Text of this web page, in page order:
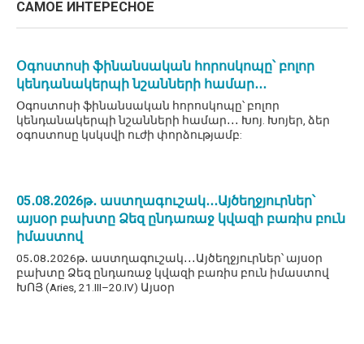
САМОЕ ИНТЕРЕСНОЕ
Օգոստոսի ֆինանսական հորոսկոպը՝ բոլոր
կենդանակերպի նշանների համար․․․
Օգոստոսի ֆինանսական հորոսկոպը՝ բոլոր
կենդանակերպի նշանների համար․․․ Խոյ. Խոյեր, ձեր
օգոստոսը կսկսվի ուժի փորձությամբ:
05․08․2026թ․ աստղագուշակ․․․Այծեղջյուրներ՝
այսօր բախտը Ձեզ ընդառաջ կվազի բառիս բուն
իմաստով
05․08․2026թ․ աստղագուշակ․․․Այծեղջյուրներ՝ այսօր
բախտը Ձեզ ընդառաջ կվազի բառիս բուն իմաստով
ԽՈՅ (Aries, 21.III–20.IV) Այսօր